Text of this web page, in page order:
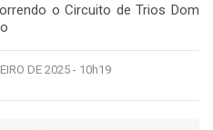
o Circuito de Trios Dom
DE 2025 - 10h19